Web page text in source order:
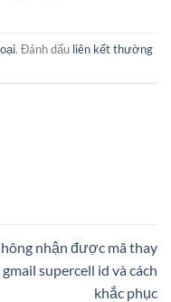
. Đánh dấu liên kết thường
nhận được mã thay
supercell id và cách
khắc phục